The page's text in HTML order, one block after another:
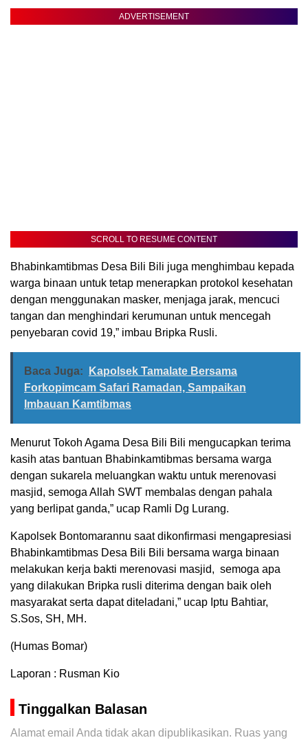
ADVERTISEMENT
SCROLL TO RESUME CONTENT
Bhabinkamtibmas Desa Bili Bili juga menghimbau kepada
warga binaan untuk tetap menerapkan protokol kesehatan
dengan menggunakan masker, menjaga jarak, mencuci
tangan dan menghindari kerumunan untuk mencegah
penyebaran covid 19,” imbau Bripka Rusli.
Baca Juga:
Kapolsek Tamalate Bersama
Forkopimcam Safari Ramadan, Sampaikan
Imbauan Kamtibmas
Menurut Tokoh Agama Desa Bili Bili mengucapkan terima
kasih atas bantuan Bhabinkamtibmas bersama warga
dengan sukarela meluangkan waktu untuk merenovasi
masjid, semoga Allah SWT membalas dengan pahala
yang berlipat ganda,” ucap Ramli Dg Lurang.
Kapolsek Bontomarannu saat dikonfirmasi mengapresiasi
Bhabinkamtibmas Desa Bili Bili bersama warga binaan
melakukan kerja bakti merenovasi masjid, semoga apa
yang dilakukan Bripka rusli diterima dengan baik oleh
masyarakat serta dapat diteladani,” ucap Iptu Bahtiar,
S.Sos, SH, MH.
(Humas Bomar)
Laporan : Rusman Kio
Tinggalkan Balasan
Alamat email Anda tidak akan dipublikasikan. Ruas yang